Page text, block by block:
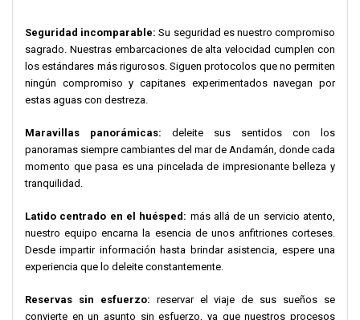
Seguridad incomparable: Su seguridad es nuestro compromiso
sagrado. Nuestras embarcaciones de alta velocidad cumplen con
los estándares más rigurosos. Siguen protocolos que no permiten
ningún compromiso y capitanes experimentados navegan por
estas aguas con destreza.
Maravillas panorámicas: deleite sus sentidos con los
panoramas siempre cambiantes del mar de Andamán, donde cada
momento que pasa es una pincelada de impresionante belleza y
tranquilidad.
Latido centrado en el huésped: más allá de un servicio atento,
nuestro equipo encarna la esencia de unos anfitriones corteses.
Desde impartir información hasta brindar asistencia, espere una
experiencia que lo deleite constantemente.
Reservas sin esfuerzo: reservar el viaje de sus sueños se
convierte en un asunto sin esfuerzo, ya que nuestros procesos